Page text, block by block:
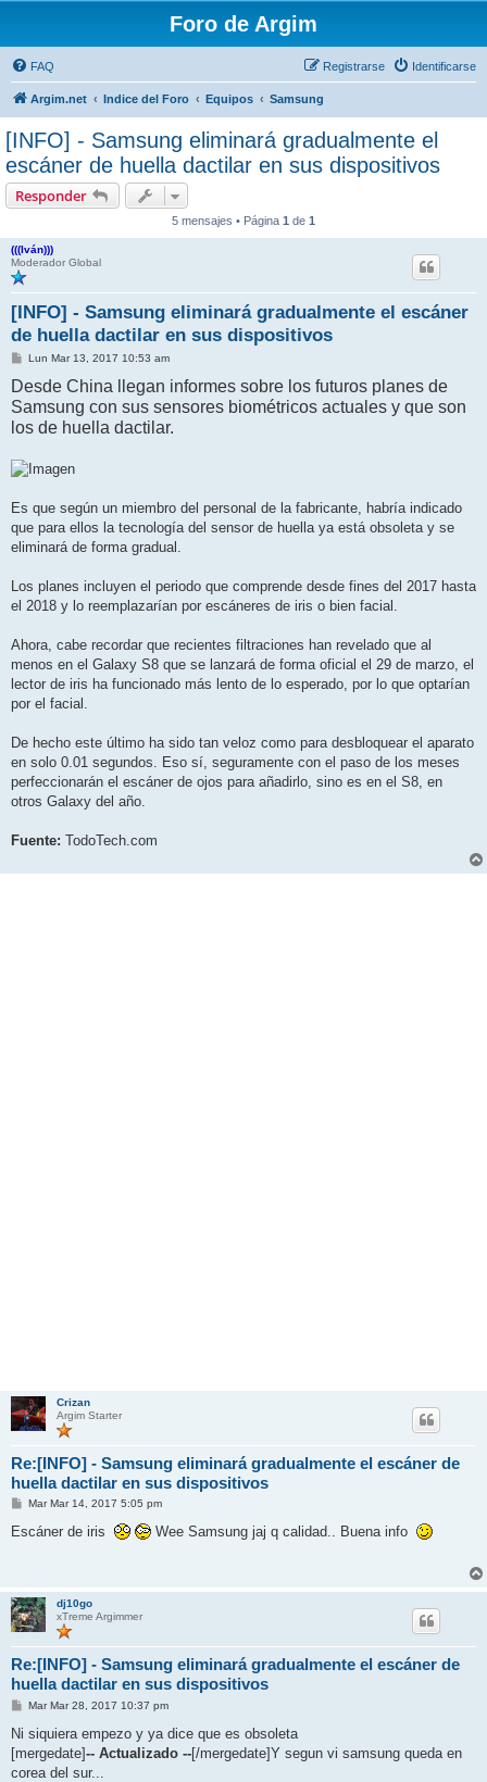
Foro de Argim
FAQ Identificarse
Registrarse
Argim.net Indice del Foro Equipos Samsung
[INFO] - Samsung eliminará gradualmente el
escáner de huella dactilar en sus dispositivos
Responder
5 mensajes • Página 1 de 1
(((Iván)))
Moderador Global
[INFO] - Samsung eliminará gradualmente el escáner
de huella dactilar en sus dispositivos
M
n
s
a
e
Lun Mar 13, 2017 10:53 am
Desde China llegan informes sobre los futuros planes de
Samsung con sus sensores biométricos actuales y que son
los de huella dactilar.
Es que según un miembro del personal de la fabricante, habría indicado
que para ellos la tecnología del sensor de huella ya está obsoleta y se
eliminará de forma gradual.
Los planes incluyen el periodo que comprende desde fines del 2017 hasta
el 2018 y lo reemplazarían por escáneres de iris o bien facial.
Ahora, cabe recordar que recientes filtraciones han revelado que al
menos en el Galaxy S8 que se lanzará de forma oficial el 29 de marzo, el
lector de iris ha funcionado más lento de lo esperado, por lo que optarían
por el facial.
De hecho este último ha sido tan veloz como para desbloquear el aparato
en solo 0.01 segundos. Eso sí, seguramente con el paso de los meses
perfeccionarán el escáner de ojos para añadirlo, sino es en el S8, en
otros Galaxy del año.
Fuente: TodoTech.com
Crizan
Argim Starter
Re:[INFO] - Samsung eliminará gradualmente el escáner de
huella dactilar en sus dispositivos
M
n
Mar Mar 14, 2017 5:05 pm
Escáner de iris Wee Samsung jaj q calidad.. Buena info
dj10go
xTreme Argimmer
Re:[INFO] - Samsung eliminará gradualmente el escáner de
huella dactilar en sus dispositivos
M
n
a
j
Mar Mar 28, 2017 10:37 pm
Ni siquiera empezo y ya dice que es obsoleta
[mergedate]-- Actualizado --[/mergedate]Y segun vi samsung queda en
corea del sur...